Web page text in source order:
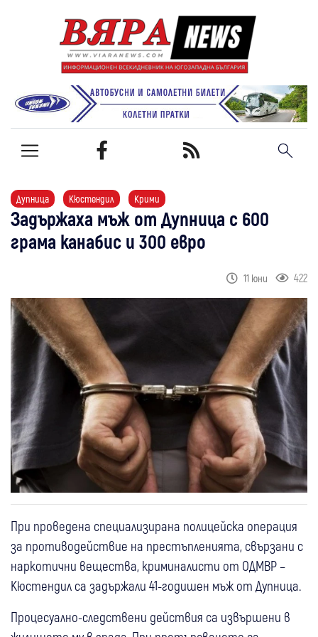
Дупница Кюстендил Крими
Задържаха мъж от Дупница с 600
грама канабис и 300 евро
11 юни 422
При проведена специализирана полицейска операция
за противодействие на престъпленията, свързани с
наркотични вещества, криминалисти от ОДМВР –
Кюстендил са задържали 41-годишен мъж от Дупница.
Процесуално-следствени действия са извършени в